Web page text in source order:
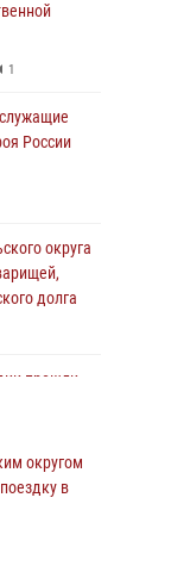
1
России
округа
долга
прошли
(видео)
округом
в